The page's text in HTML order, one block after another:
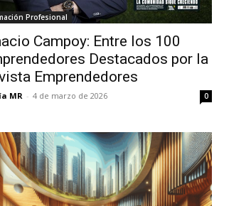
Profesional
Campoy: Entre los 100
Destacados por la
Emprendedores
MR - 4 de marzo de 2026 0